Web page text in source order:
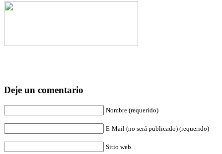
Deje un comentario
Nombre (requerido)
E-Mail (no será publicado) (requerido)
Sitio web